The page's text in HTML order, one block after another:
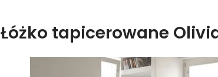
Łóżko tapicerowane